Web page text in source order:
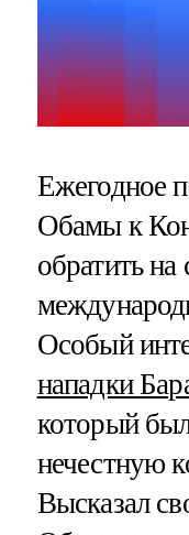
Ежегодное
Обамы к
обратить на
Особый
нападки
который
нечестную
Высказал